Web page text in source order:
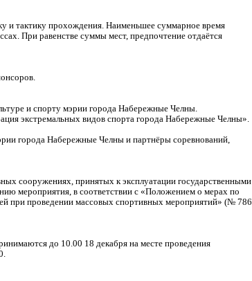
и тактику прохождения. Наименьшее суммарное время
При равенстве суммы мест, предпочтение отдаётся
и спорту мэрии города Набережные Челны.
экстремальных видов спорта города Набережные Челны».
города Набережные Челны и партнёры соревнований,
сооружениях, принятых к эксплуатации государственными
мероприятия, в соответствии с «Положением о мерах по
при проведении массовых спортивных мероприятий» (№
до 10.00 18 декабря на месте проведения